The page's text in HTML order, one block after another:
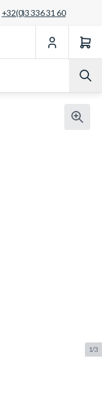
+32(0)3 336 31 60
1/3